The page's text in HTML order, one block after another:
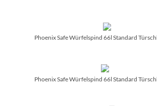
Phoenix Safe Würfelspind 66l Standard
Phoenix Safe Würfelspind 66l Standard